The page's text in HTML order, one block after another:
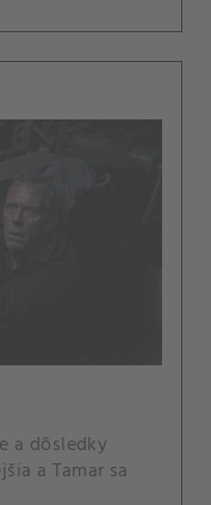
a dôsledky
a Tamar sa